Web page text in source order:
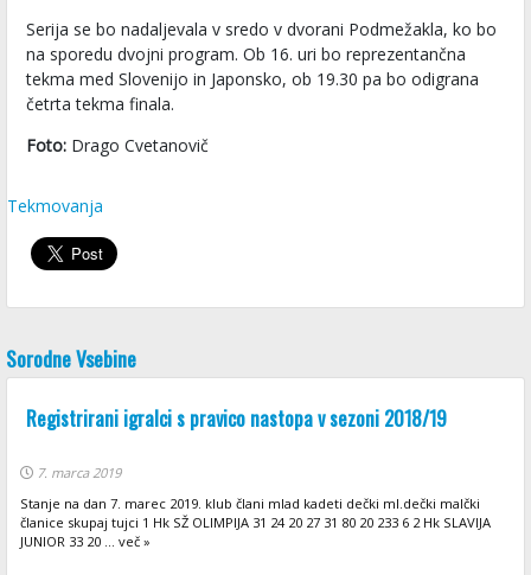
Serija se bo nadaljevala v sredo v dvorani Podmežakla, ko bo
na sporedu dvojni program. Ob 16. uri bo reprezentančna
tekma med Slovenijo in Japonsko, ob 19.30 pa bo odigrana
četrta tekma finala.
Foto: Drago Cvetanovič
Tekmovanja
Sorodne Vsebine
Registrirani igralci s pravico nastopa v sezoni 2018/19
7. marca 2019
Stanje na dan 7. marec 2019. klub člani mlad kadeti dečki ml.dečki malčki
članice skupaj tujci 1 Hk SŽ OLIMPIJA 31 24 20 27 31 80 20 233 6 2 Hk SLAVIJA
JUNIOR 33 20 ... več »